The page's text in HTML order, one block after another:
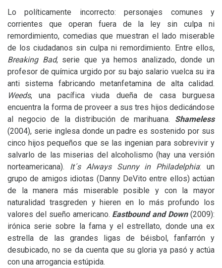
Lo políticamente incorrecto: personajes comunes y
corrientes que operan fuera de la ley sin culpa ni
remordimiento, comedias que muestran el lado miserable
de los ciudadanos sin culpa ni remordimiento. Entre ellos,
Breaking Bad, serie que ya hemos analizado, donde un
profesor de química urgido por su bajo salario vuelca su ira
anti sistema fabricando metanfetamina de alta calidad.
Weeds, una pacífica viuda dueña de casa burguesa
encuentra la forma de proveer a sus tres hijos dedicándose
al negocio de la distribución de marihuana. Shameless
(2004), serie inglesa donde un padre es sostenido por sus
cinco hijos pequeños que se las ingenian para sobrevivir y
salvarlo de las miserias del alcoholismo (hay una versión
norteamericana). It´s Always Sunny in Philadelphia: un
grupo de amigos idiotas (Danny DeVito entre ellos) actúan
de la manera más miserable posible y con la mayor
naturalidad trasgreden y hieren en lo más profundo los
valores del sueño americano. Eastbound and Down(2009):
irónica serie sobre la fama y el estrellato, donde una ex
estrella de las grandes ligas de béisbol, fanfarrón y
desubicado, no se da cuenta que su gloria ya pasó y actúa
con una arrogancia estúpida.